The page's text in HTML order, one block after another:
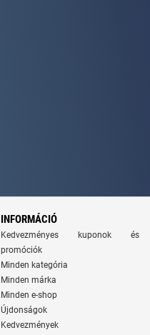
INFORMÁCIÓ
Kedvezményes kuponok és
promóciók
Minden kategória
Minden márka
Minden e-shop
Újdonságok
Kedvezmények